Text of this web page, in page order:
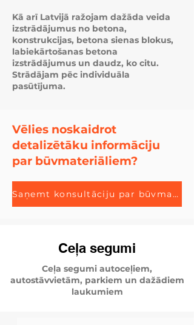
Kā arī Latvijā ražojam dažāda veida
izstrādājumus no betona,
konstrukcijas, betona sienas blokus,
labiekārtošanas betona
izstrādājumus un daudz, ko citu.
Strādājam pēc individuāla
pasūtījuma.
Vēlies noskaidrot
detalizētāku informāciju
par būvmateriāliem?
Saņemt konsultāciju par būvmateriāliem
Ceļa segumi
Ceļa segumi autoceļiem,
autostāvvietām, parkiem un dažādiem
laukumiem